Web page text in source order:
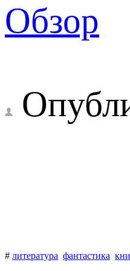
Обзор
# литература фантастика